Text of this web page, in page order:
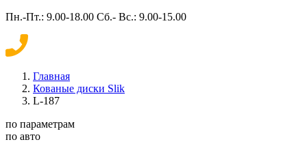
Пн.-Пт.: 9.00-18.00 Сб.- Вс.: 9.00-15.00
Главная
Кованые диски Slik
L-187
по параметрам
по авто